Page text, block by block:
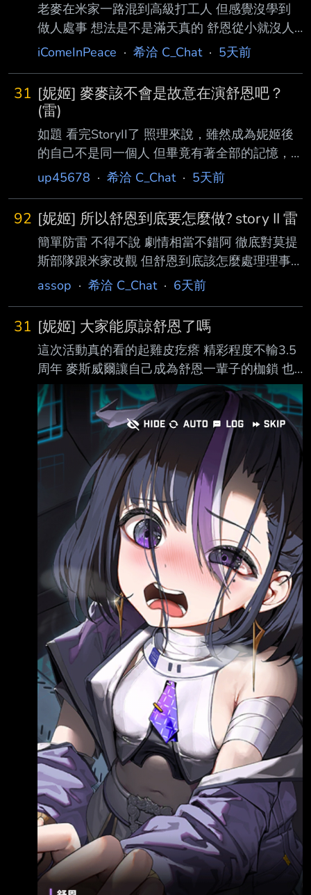
老麥在米家一路混到高級打工人 但感覺沒學到
做人處事 想法是不是滿天真的 舒恩從小就沒人
教 能學的就是前CEO作法 她憧憬的父親 老麥還
就錯了 舒恩長歪也是必然 最後的辦法居然是辭
職要人家自己反省 未來有麻煩再考慮幫忙= =
嗯... --
iComeInPeace · 希洽 C_Chat· 5天前
31 [妮姬] 麥麥該不會是故意在演舒恩吧？
(雷)
如題 看完StoryII了 照理來說，雖然成為妮姬後
的自己不是同一個人 但畢竟有著全部的記憶，
甚至那些情感應該也是能夠感受到的。 看到舒
想要的話， 應該是也能做到安慰舒恩且不露破
綻的程度吧？ 畢竟妮姬麥麥看起來也是能成為
我母親的女人 我在想， 實際上會不會是因為 妮
姬麥麥讀完人類麥麥的記憶後， 在還沒有做出
「自己到底還算不算麥斯威爾」的哲學思考前，
就先選擇尊重人類麥麥的遺願 最起碼 在舒恩面
前要裝作跟前世完全切割 這樣才能讓舒恩意識
到人類麥已經徹底死去。 當
up45678 · 希洽 C_Chat· 5天前
92 [妮姬] 所以舒恩到底要怎麼做? story II 雷
簡單防雷 不得不說 劇情相當不錯阿 徹底對莫提
斯部隊跟米家改觀 但舒恩到底該怎麼處理理事
會 老麥才會覺得是妥善處理? 其實從妮姬的世界
了的事情 我不是說殺人就是對的 但在那個世界
觀下面 尤其是那群垃圾才剛剛就把你畢生的心
血給毀了 不但殺了當下那批受試者 還差點殺掉
跟父母差不多親的人 從方舟的角度來看 完全是
毀了新一代妮姬量產的計畫 對人類也是極大的
損失 本來應該會有更多高性能的妮姬誕生 從舒
恩的角度來看 不馬上除掉他們 也沒辦法繼續下
去 如果要走正常調查審判流程
assop · 希洽 C_Chat· 6天前
31 [妮姬] 大家能原諒舒恩了嗎
這次活動真的看的起雞皮疙瘩 精彩程度不輸3.5
周年 麥斯威爾讓自己成為舒恩一輩子的枷鎖 也
了解當初趾高氣昂的舒恩為何在墨提斯被侵蝕後
為了讓指指交出解除劑姿態馬上放低 更是在阿
尼克假判決後 想盡辦法就是不想要成為記憶變
更過的妮姬 (阿尼克這一手回頭看真的很有效)
https://i.imgur.com/cuuJNNJ.jpeg 但我們還是先
複習一下 早期劇情舒恩做過的破事 1.初登場用
尤妮和米哈拉的能力 強迫指指跪下並承受腹部
槍擊的疼痛 2.擅自派部隊去地面 害米哈拉被判
決要清除記憶 間接導致日後尤妮壞掉